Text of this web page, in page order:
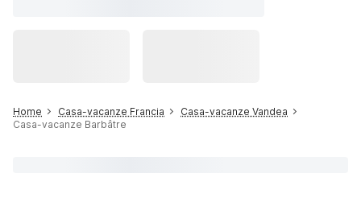
Home Casa-vacanze Francia
Casa-vacanze Vandea
Casa-vacanze Barbâtre